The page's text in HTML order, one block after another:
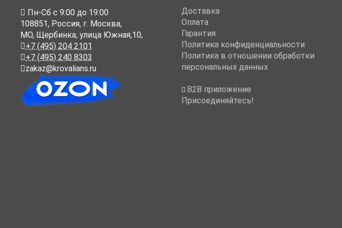
Пн-Cб с 9:00 до 19:00
108851, Россия, г. Москва,
МО, Щербинка, улица Южная,10,
+7 (495) 204 2101
+7 (495) 240 8303
zakaz@krovalians.ru
Доставка
Оплата
Гарантия
Политика конфиденциальности
Политика в отношении обработки
персональных данных
B2B приложение
Присоединяйтесь!